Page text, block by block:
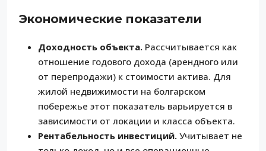
Экономические показатели
Доходность объекта. Рассчитывается как
отношение годового дохода (арендного или
от перепродажи) к стоимости актива. Для
жилой недвижимости на болгарском
побережье этот показатель варьируется в
зависимости от локации и класса объекта.
Рентабельность инвестиций. Учитывает не